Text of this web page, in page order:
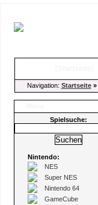
Navigation: Startseite»
Spielsuche:
Nintendo:
NES
Super NES
Nintendo 64
GameCube